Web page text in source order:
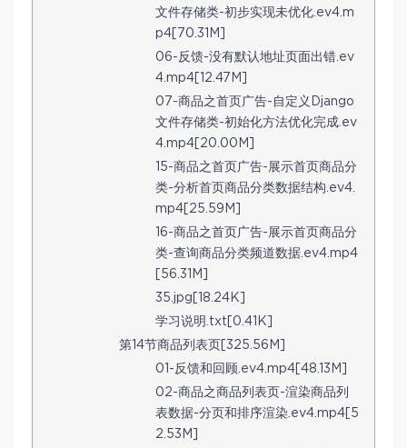
文件存储类-初步实现未优化.ev4.m
p4[70.31M]
06-反馈-没有默认地址页面出错.ev
4.mp4[12.47M]
07-商品之首页广告-自定义Django
文件存储类-初始化方法优化完成.ev
4.mp4[20.00M]
15-商品之首页广告-展示首页商品分
类-分析首页商品分类数据结构.ev4.
mp4[25.59M]
16-商品之首页广告-展示首页商品分
类-查询商品分类频道数据.ev4.mp4
[56.31M]
35.jpg[18.24K]
学习说明.txt[0.41K]
第14节商品列表页[325.56M]
01-反馈和回顾.ev4.mp4[48.13M]
02-商品之商品列表页-渲染商品列
表数据-分页和排序渲染.ev4.mp4[5
2.53M]